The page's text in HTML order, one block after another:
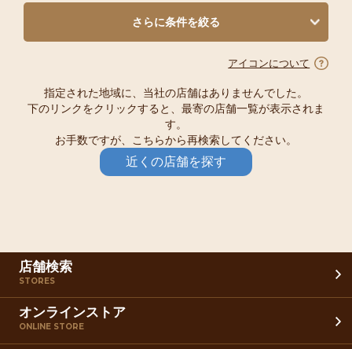
さらに条件を絞る
アイコンについて
指定された地域に、当社の店舗はありませんでした。
下のリンクをクリックすると、最寄の店舗一覧が表示されま
す。
お手数ですが、こちらから再検索してください。
近くの店舗を探す
店舗検索
STORES
オンラインストア
ONLINE STORE